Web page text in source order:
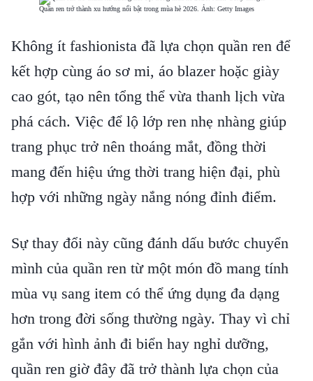
Quần ren trở thành xu hướng nổi bật trong mùa hè 2026. Ảnh: Getty Images
Không ít fashionista đã lựa chọn quần ren để
kết hợp cùng áo sơ mi, áo blazer hoặc giày
cao gót, tạo nên tổng thể vừa thanh lịch vừa
phá cách. Việc để lộ lớp ren nhẹ nhàng giúp
trang phục trở nên thoáng mắt, đồng thời
mang đến hiệu ứng thời trang hiện đại, phù
hợp với những ngày nắng nóng đỉnh điểm.
Sự thay đổi này cũng đánh dấu bước chuyển
mình của quần ren từ một món đồ mang tính
mùa vụ sang item có thể ứng dụng đa dạng
hơn trong đời sống thường ngày. Thay vì chỉ
gắn với hình ảnh đi biển hay nghỉ dưỡng,
quần ren giờ đây đã trở thành lựa chọn của